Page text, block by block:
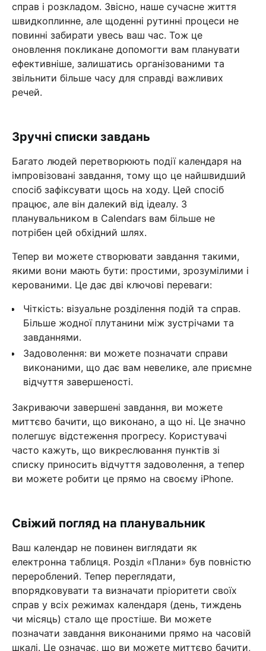
справ і розкладом. Звісно, наше сучасне життя
швидкоплинне, але щоденні рутинні процеси не
повинні забирати увесь ваш час. Тож це
оновлення покликане допомогти вам планувати
ефективніше, залишатись організованими та
звільнити більше часу для справді важливих
речей.
Зручні списки завдань
Багато людей перетворюють події календаря на
імпровізовані завдання, тому що це найшвидший
спосіб зафіксувати щось на ходу. Цей спосіб
працює, але він далекий від ідеалу. З
планувальником в Calendars вам більше не
потрібен цей обхідний шлях.
Тепер ви можете створювати завдання такими,
якими вони мають бути: простими, зрозумілими і
керованими. Це дає дві ключові переваги:
Чіткість: візуальне розділення подій та справ.
Більше жодної плутанини між зустрічами та
завданнями.
Задоволення: ви можете позначати справи
виконаними, що дає вам невелике, але приємне
відчуття завершеності.
Закриваючи завершені завдання, ви можете
миттєво бачити, що виконано, а що ні. Це значно
полегшує відстеження прогресу. Користувачі
часто кажуть, що викреслювання пунктів зі
списку приносить відчуття задоволення, а тепер
ви можете робити це прямо на своєму iPhone.
Свіжий погляд на планувальник
Ваш календар не повинен виглядати як
електронна таблиця. Розділ «Плани» був повністю
перероблений. Тепер переглядати,
впорядковувати та визначати пріоритети своїх
справ у всіх режимах календаря (день, тиждень
чи місяць) стало ще простіше. Ви можете
позначати завдання виконаними прямо на часовій
шкалі. Це означає, що ви можете миттєво бачити,